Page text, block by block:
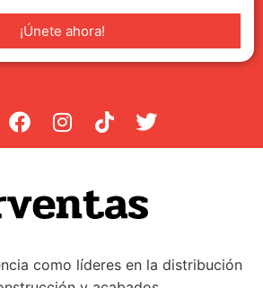
¡Únete ahora!
como líderes en la distribución